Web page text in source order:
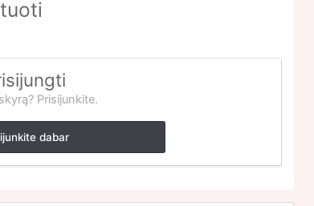
Prisijunkite.
dabar